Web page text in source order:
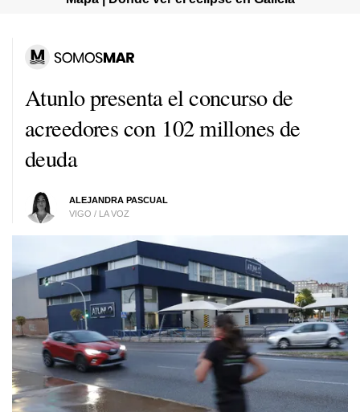
Atunlo presenta el concurso de
acreedores con 102 millones de
deuda
ALEJANDRA PASCUAL
VIGO / LA VOZ